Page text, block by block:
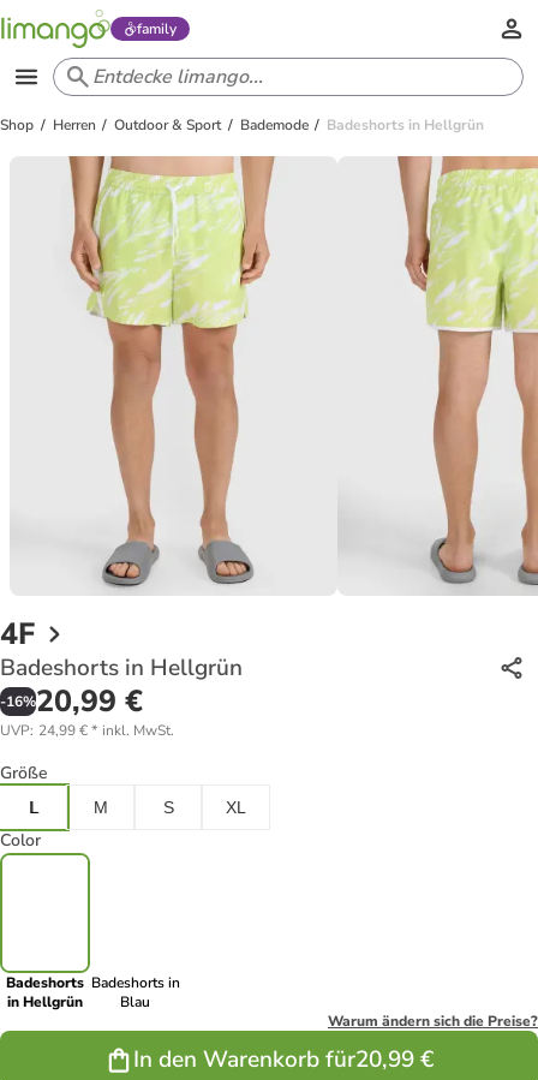
family
Shop Herren Outdoor & Sport Bademode Badeshorts in Hellgrün
4F
Badeshorts in Hellgrün
-16%20,99 €
UVP: 24,99 €* inkl. MwSt.
Größe
L M S XL
Color
Badeshorts
in Hellgrün
Badeshorts in
Blau
Warum ändern sich die Preise?
In den Warenkorb für20,99 €